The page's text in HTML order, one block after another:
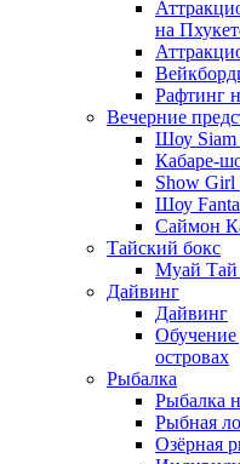
на
Рафтинг
Вечерние
Шоу Siam
Кабаре-
Show Girl
Шоу Fanta
Саймон
Тайский бокс
Муай
Дайвинг
Дайвинг
островах
Рыбалка
Рыбалка
Рыбная
Озёрная